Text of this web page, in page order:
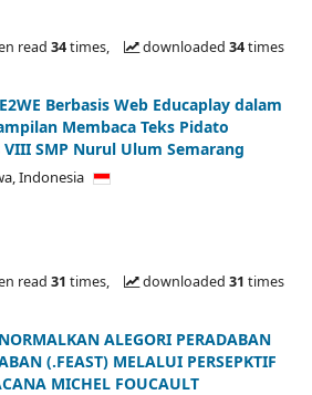
read 34times, downloaded 34times
Berbasis Web Educaplay dalam
Membaca Teks Pidato
VIII SMP Nurul Ulum Semarang
Indonesia
read 31 times, downloaded 31 times
ALEGORI PERADABAN
(.FEAST) MELALUI PERSEPKTIF
MICHEL FOUCAULT